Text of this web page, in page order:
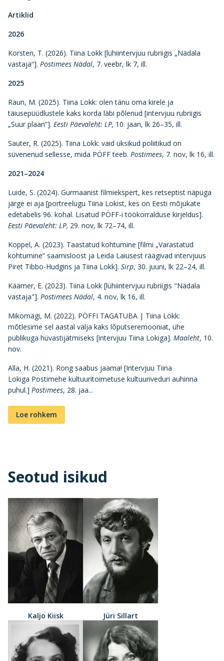
Artiklid
2026
Korsten, T. (2026). Tiina Lokk [lühiintervjuu rubriigis „Nädala
vastaja“]. Postimees Nädal, 7. veebr, lk 7, ill.
2025
Raun, M. (2025). Tiina Lokk: olen tänu oma kirele ja
täiusepüüdlustele kaks korda läbi põlenud [intervjuu rubriigis
„Suur plaan“]. Eesti Päevaleht: LP, 10. jaan, lk 26–35, ill.
Sauter, R. (2025). Tiina Lokk: vaid üksikud poliitikud on
süvenenud sellesse, mida PÖFF teeb. Postimees, 7. nov, lk 16, ill.
2021–2024
Luide, S. (2024). Gurmaanist filmiekspert, kes retseptist näpuga
järge ei aja [portreelugu Tiina Lokist, kes on Eesti mõjukate
edetabelis 96. kohal. Lisatud PÖFF-i töökorralduse kirjeldus].
Eesti Päevaleht: LP, 29. nov, lk 72–74, ill.
Koppel, A. (2023). Taastatud kohtumine [filmi „Varastatud
kohtumine“ saamisloost ja Leida Laiusest räägivad intervjuus
Piret Tibbo-Hudgins ja Tiina Lokk]. Sirp, 30. juuni, lk 22–24, ill.
Käämer, E. (2023). Tiina Lokk [lühiintervjuu rubriigis "Nädala
vastaja"]. Postimees Nädal, 4. nov, lk 16, ill.
Mikomägi, M. (2022). PÖFFI TAGATUBA | Tiina Lokk:
mõtlesime sel aastal välja kaks lõputseremooniat, ühe
publikuga hüvastijätmiseks [intervjuu Tiina Lokiga]. Maaleht, 10.
nov.
Alla, H. (2021). Rong saabus jaama! [Intervjuu Tiina
Lokiga Postimehe kultuuritoimetuse kultuuriveduri auhinna
puhul.] Postimees, 28. jaa...
Loe rohkem
Seotud isikud
Kaljo Kiisk Jüri Sillart